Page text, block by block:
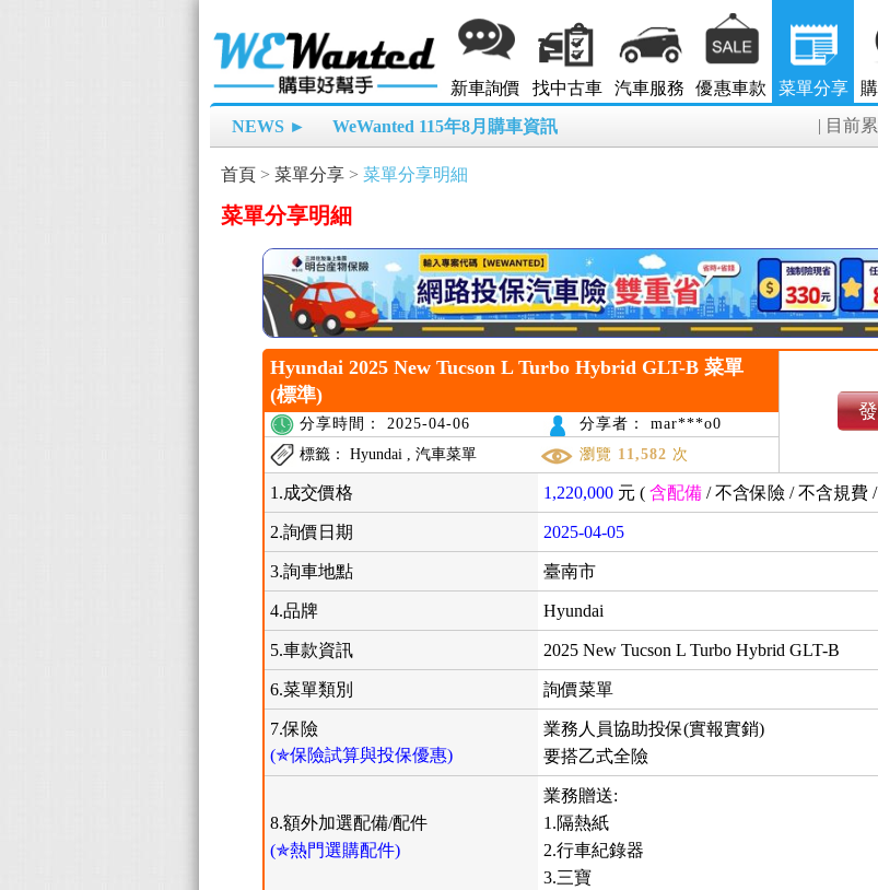
新車詢價 找中古車 汽車服務 優惠車款 菜單分享
NEWS ► WeWanted 115年8月購車資訊 | 目前
首頁 > 菜單分享 > 菜單分享明細
菜單分享明細
Hyundai 2025 New Tucson L Turbo Hybrid GLT-B 菜單
(標準)
分享時間： 2025-04-06
分享者： mar***o0
標籤： Hyundai , 汽車菜單
瀏覽 11,582 次
1.成交價格 1,220,000 元 (含配備 /不含保險 /不含規費
2.詢價日期 2025-04-05
3.詢車地點 臺南市
4.品牌 Hyundai
5.車款資訊 2025 New Tucson L Turbo Hybrid GLT-B
6.菜單類別 詢價菜單
7.保險
(✯保險試算與投保優惠)
業務人員協助投保(實報實銷)
要搭乙式全險
8.額外加選配備/配件
(✯熱門選購配件)
業務贈送:
1.隔熱紙
2.行車紀錄器
3.三寶